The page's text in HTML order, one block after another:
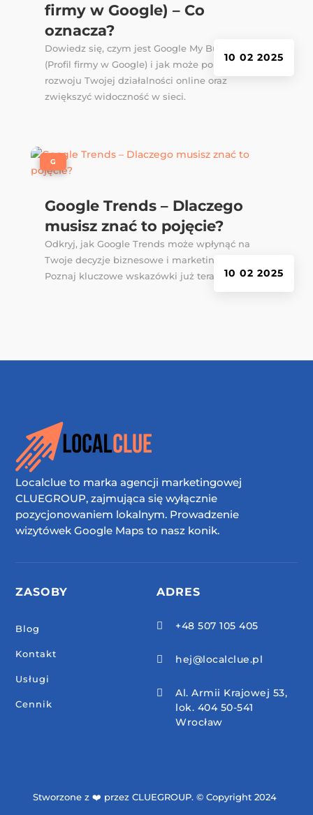
firmy w Google) – Co
oznacza?
10 02 2025
Dowiedz się, czym jest Google My Business
(Profil firmy w Google) i jak może pomóc w
rozwoju Twojej działalności online oraz
zwiększyć widoczność w sieci.
Google Trends – Dlaczego
musisz znać to pojęcie?
10 02 2025
G
Odkryj, jak Google Trends może wpłynąć na
Twoje decyzje biznesowe i marketing online.
Poznaj kluczowe wskazówki już teraz.
Localclue to marka agencji marketingowej
CLUEGROUP, zajmująca się wyłącznie
pozycjonowaniem lokalnym. Prowadzenie
wizytówek Google Maps to nasz konik.
ZASOBY
Blog
Kontakt
Usługi
Cennik
ADRES
 +48 507 105 405
 hej@localclue.pl

Al. Armii Krajowej 53,
lok. 404 50-541
Wrocław
Stworzone z ❤️ przez CLUEGROUP. © Copyright 2024